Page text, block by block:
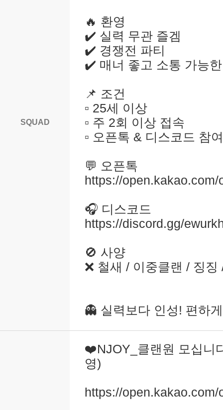
SQUAD
🔥 환영
✔️ 실력 무관 즐겜
✔️ 경쟁전 파티
✔️ 매너 좋고 소통 가능
📌 조건
▫️ 25세 이상
▫️ 주 2회 이상 접속
▫️ 오픈톡 & 디스코드 참여
💬 오픈톡
https://open.kakao.com/
🎧 디스코드
https://discord.gg/
🚫 사양
❌ 철새 / 이중클랜 / 징
👻 실력보다 인성! 편하
❤️NJOY_클랜원 모십니
영)
https://open.kakao.com/